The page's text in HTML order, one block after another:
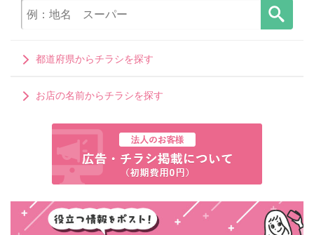
都道府県からチラシを探す
お店の名前からチラシを探す